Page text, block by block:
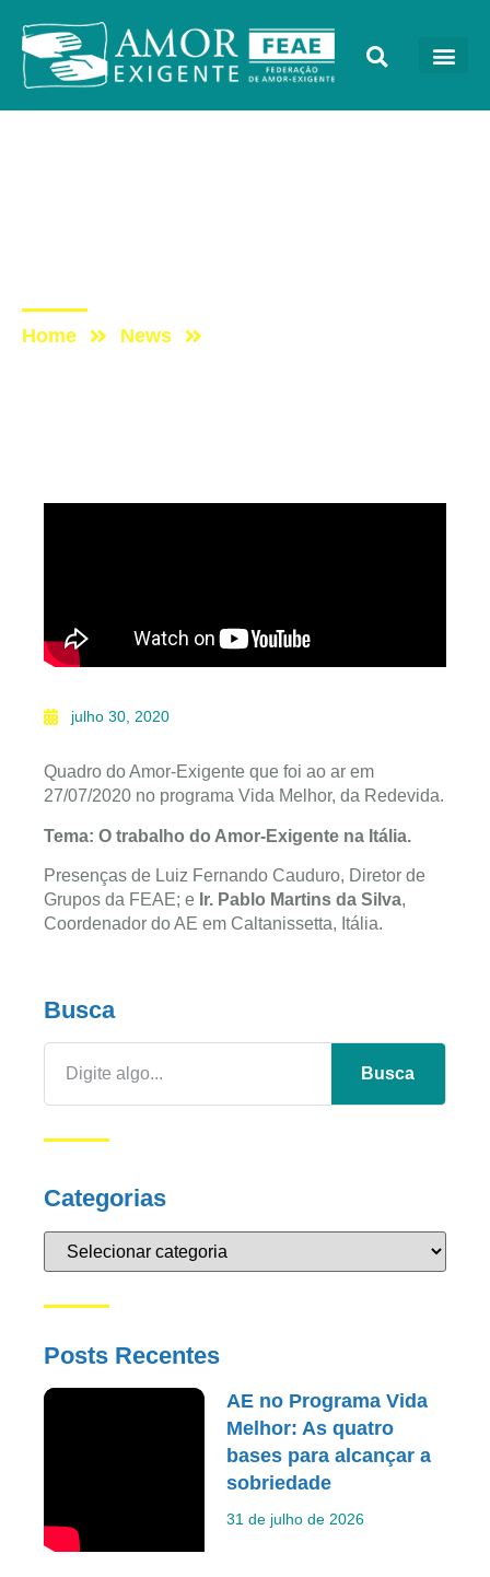
Home News
julho 30, 2020
Quadro do Amor-Exigente que foi ao ar em
27/07/2020 no programa Vida Melhor, da Redevida.
Tema: O trabalho do Amor-Exigente na Itália.
Presenças de Luiz Fernando Cauduro, Diretor de
Grupos da FEAE; e Ir. Pablo Martins da Silva,
Coordenador do AE em Caltanissetta, Itália.
Busca
Busca
Categorias
Posts Recentes
AE no Programa Vida
Melhor: As quatro
bases para alcançar a
sobriedade
31 de julho de 2026